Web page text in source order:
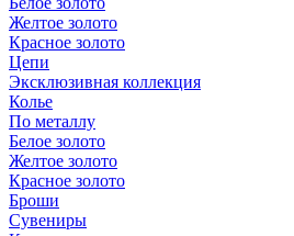
Желтое золото
Красное золото
Цепи
Эксклюзивная коллекция
Колье
По металлу
Белое золото
Желтое золото
Красное золото
Броши
Сувениры